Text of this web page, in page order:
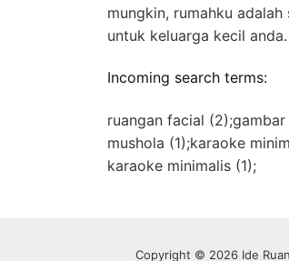
mungkin, rumahku
untuk keluarga kecil anda.
Incoming search terms:
ruangan facial
mushola (1);karaoke
karaoke minimalis (1);
Copyright © 2026 Ide